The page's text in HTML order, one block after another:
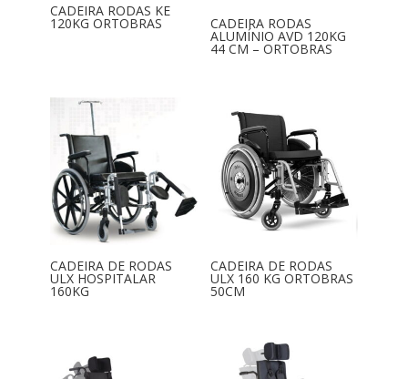
CADEIRA RODAS KE
120KG ORTOBRAS CADEIRA RODAS
ALUMÍNIO AVD 120KG
44 CM – ORTOBRAS
CADEIRA DE RODAS
ULX HOSPITALAR
160KG
CADEIRA DE RODAS
ULX 160 KG ORTOBRAS
50CM